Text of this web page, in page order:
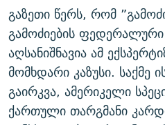
გაზეთი წერს, რომ
გამოძიების
აღსანიშნავია ამ
მომხდარი კაზუსი.
გაირკვა, ამერიკელი
ქართული თარგმანი